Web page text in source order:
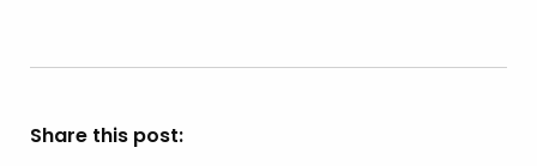
Share this post: